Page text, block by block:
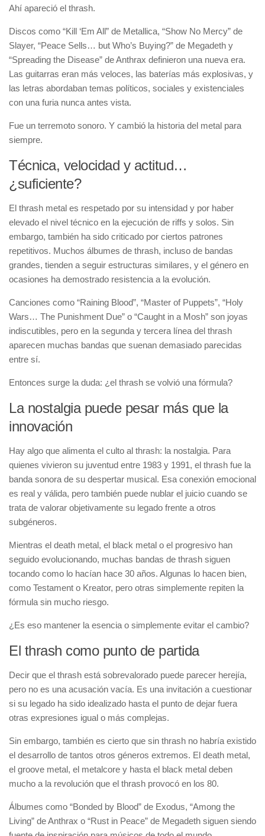
Ahí apareció el thrash.
Discos como “Kill ‘Em All” de Metallica, “Show No Mercy” de
Slayer, “Peace Sells… but Who’s Buying?” de Megadeth y
“Spreading the Disease” de Anthrax definieron una nueva era.
Las guitarras eran más veloces, las baterías más explosivas, y
las letras abordaban temas políticos, sociales y existenciales
con una furia nunca antes vista.
Fue un terremoto sonoro. Y cambió la historia del metal para
siempre.
Técnica, velocidad y actitud…
¿suficiente?
El thrash metal es respetado por su intensidad y por haber
elevado el nivel técnico en la ejecución de riffs y solos. Sin
embargo, también ha sido criticado por ciertos patrones
repetitivos. Muchos álbumes de thrash, incluso de bandas
grandes, tienden a seguir estructuras similares, y el género en
ocasiones ha demostrado resistencia a la evolución.
Canciones como “Raining Blood”, “Master of Puppets”, “Holy
Wars… The Punishment Due” o “Caught in a Mosh” son joyas
indiscutibles, pero en la segunda y tercera línea del thrash
aparecen muchas bandas que suenan demasiado parecidas
entre sí.
Entonces surge la duda: ¿el thrash se volvió una fórmula?
La nostalgia puede pesar más que la
innovación
Hay algo que alimenta el culto al thrash: la nostalgia. Para
quienes vivieron su juventud entre 1983 y 1991, el thrash fue la
banda sonora de su despertar musical. Esa conexión emocional
es real y válida, pero también puede nublar el juicio cuando se
trata de valorar objetivamente su legado frente a otros
subgéneros.
Mientras el death metal, el black metal o el progresivo han
seguido evolucionando, muchas bandas de thrash siguen
tocando como lo hacían hace 30 años. Algunas lo hacen bien,
como Testament o Kreator, pero otras simplemente repiten la
fórmula sin mucho riesgo.
¿Es eso mantener la esencia o simplemente evitar el cambio?
El thrash como punto de partida
Decir que el thrash está sobrevalorado puede parecer herejía,
pero no es una acusación vacía. Es una invitación a cuestionar
si su legado ha sido idealizado hasta el punto de dejar fuera
otras expresiones igual o más complejas.
Sin embargo, también es cierto que sin thrash no habría existido
el desarrollo de tantos otros géneros extremos. El death metal,
el groove metal, el metalcore y hasta el black metal deben
mucho a la revolución que el thrash provocó en los 80.
Álbumes como “Bonded by Blood” de Exodus, “Among the
Living” de Anthrax o “Rust in Peace” de Megadeth siguen siendo